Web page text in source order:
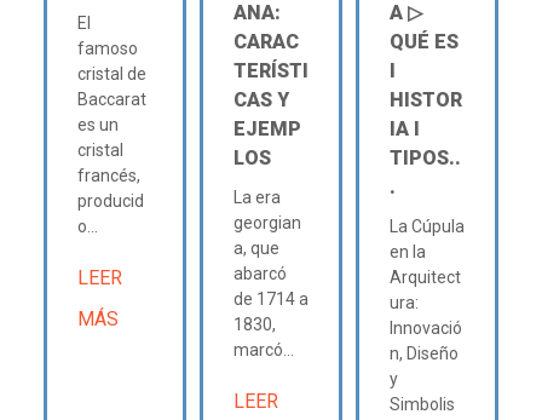
El
famoso
cristal de
Baccarat
es un
cristal
francés,
producid
o...
LEER
MÁS
ANA:
CARAC
TERÍSTI
CAS Y
EJEMP
LOS
La era
georgian
a, que
abarcó
de 1714 a
1830,
marcó...
LEER
A ▷
QUÉ ES
HISTOR
IA Ι
TIPOS..
.
La Cúpula
en la
Arquitect
ura:
Innovació
n, Diseño
y
Simbolis